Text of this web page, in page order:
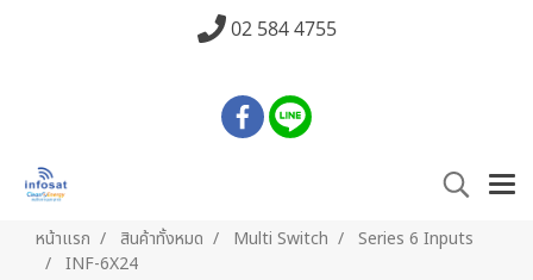
02 584 4755
หน้าแรก สินค้าทั้งหมด Multi Switch
Series 6 Inputs
INF-6X24